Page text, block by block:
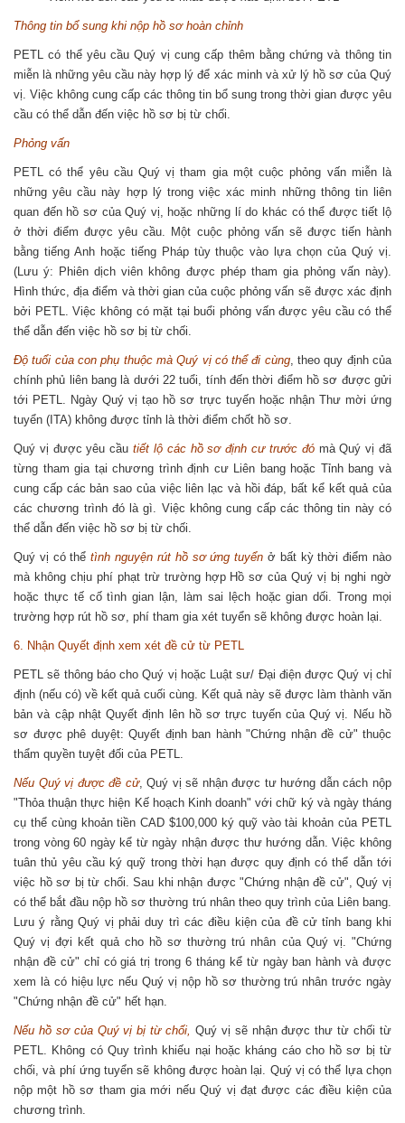
Thông tin bổ sung khi nộp hồ sơ hoàn chỉnh
PETL có thể yêu cầu Quý vị cung cấp thêm bằng chứng và thông tin
miễn là những yêu cầu này hợp lý để xác minh và xử lý hồ sơ của Quý
vị. Việc không cung cấp các thông tin bổ sung trong thời gian được yêu
cầu có thể dẫn đến việc hồ sơ bị từ chối.
Phỏng vấn
PETL có thể yêu cầu Quý vị tham gia một cuộc phỏng vấn miễn là
những yêu cầu này hợp lý trong việc xác minh những thông tin liên
quan đến hồ sơ của Quý vị, hoặc những lí do khác có thể được tiết lộ
ở thời điểm được yêu cầu. Một cuộc phỏng vấn sẽ được tiến hành
bằng tiếng Anh hoặc tiếng Pháp tùy thuộc vào lựa chọn của Quý vị.
(Lưu ý: Phiên dịch viên không được phép tham gia phỏng vấn này).
Hình thức, địa điểm và thời gian của cuộc phỏng vấn sẽ được xác định
bởi PETL. Việc không có mặt tại buổi phỏng vấn được yêu cầu có thể
thể dẫn đến việc hồ sơ bị từ chối.
Độ tuổi của con phụ thuộc mà Quý vị có thể đi cùng, theo quy định của
chính phủ liên bang là dưới 22 tuổi, tính đến thời điểm hồ sơ được gửi
tới PETL. Ngày Quý vị tạo hồ sơ trực tuyến hoặc nhận Thư mời ứng
tuyển (ITA) không được tỉnh là thời điểm chốt hồ sơ.
Quý vị được yêu cầutiết lộ các hồ sơ định cư trước đó mà Quý vị đã
từng tham gia tại chương trình định cư Liên bang hoặc Tỉnh bang và
cung cấp các bản sao của việc liên lạc và hồi đáp, bất kể kết quả của
các chương trình đó là gì. Việc không cung cấp các thông tin này có
thể dẫn đến việc hồ sơ bị từ chối.
Quý vị có thểtình nguyện rút hồ sơ ứng tuyển ở bất kỳ thời điểm nào
mà không chịu phí phạt trừ trường hợp Hồ sơ của Quý vị bị nghi ngờ
hoặc thực tế cố tình gian lận, làm sai lệch hoặc gian dối. Trong mọi
trường hợp rút hồ sơ, phí tham gia xét tuyển sẽ không được hoàn lại.
6. Nhận Quyết định xem xét đề cử từ PETL
PETL sẽ thông báo cho Quý vị hoặc Luật sư/ Đại điện được Quý vị chỉ
định (nếu có) về kết quả cuối cùng. Kết quả này sẽ được làm thành văn
bản và cập nhật Quyết định lên hồ sơ trực tuyến của Quý vị. Nếu hồ
sơ được phê duyệt: Quyết định ban hành "Chứng nhận đề cử" thuộc
thẩm quyền tuyệt đối của PETL.
Nếu Quý vị được đề cử, Quý vị sẽ nhận được tư hướng dẫn cách nộp
"Thỏa thuận thực hiện Kế hoạch Kinh doanh" với chữ ký và ngày tháng
cụ thể cùng khoản tiền CAD $100,000 ký quỹ vào tài khoản của PETL
trong vòng 60 ngày kể từ ngày nhận được thư hướng dẫn. Việc không
tuân thủ yêu cầu ký quỹ trong thời hạn được quy định có thể dẫn tới
việc hồ sơ bị từ chối. Sau khi nhận được "Chứng nhận đề cử", Quý vị
có thể bắt đầu nộp hồ sơ thường trú nhân theo quy trình của Liên bang.
Lưu ý rằng Quý vị phải duy trì các điều kiện của đề cử tỉnh bang khi
Quý vị đợi kết quả cho hồ sơ thường trú nhân của Quý vị. "Chứng
nhận đề cử" chỉ có giá trị trong 6 tháng kể từ ngày ban hành và được
xem là có hiệu lực nếu Quý vị nộp hồ sơ thường trú nhân trước ngày
"Chứng nhận đề cử" hết hạn.
Nếu hồ sơ của Quý vị bị từ chối, Quý vị sẽ nhận được thư từ chối từ
PETL. Không có Quy trình khiếu nại hoặc kháng cáo cho hồ sơ bị từ
chối, và phí ứng tuyển sẽ không được hoàn lại. Quý vị có thể lựa chọn
nộp một hồ sơ tham gia mới nếu Quý vị đạt được các điều kiện của
chương trình.